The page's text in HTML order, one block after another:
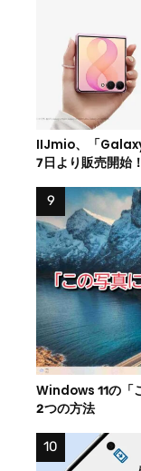
IIJmio、「
7日より販売開始！
Windows 11の「
2つの方法